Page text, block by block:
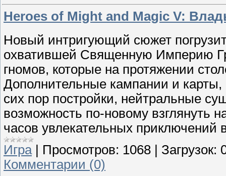
Heroes of Might and Magic V:
Новый интригующий сюжет
охватившей Священную Империю
гномов, которые на протяжении
Дополнительные кампании и
сих пор постройки, нейтральные
возможность по-новому взглянуть
часов увлекательных
Игра| Просмотров: 1068 Загрузок:
Комментарии (0)